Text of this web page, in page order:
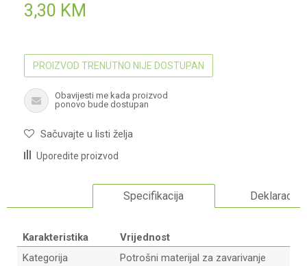
3,30 KM
PROIZVOD TRENUTNO NIJE DOSTUPAN
Obavijesti me kada proizvod
ponovo bude dostupan
Sačuvajte u listi želja
Uporedite proizvod
Specifikacija Deklaracija
Karakteristika
Vrijednost
Kategorija
Potrošni materijal za zavarivanje